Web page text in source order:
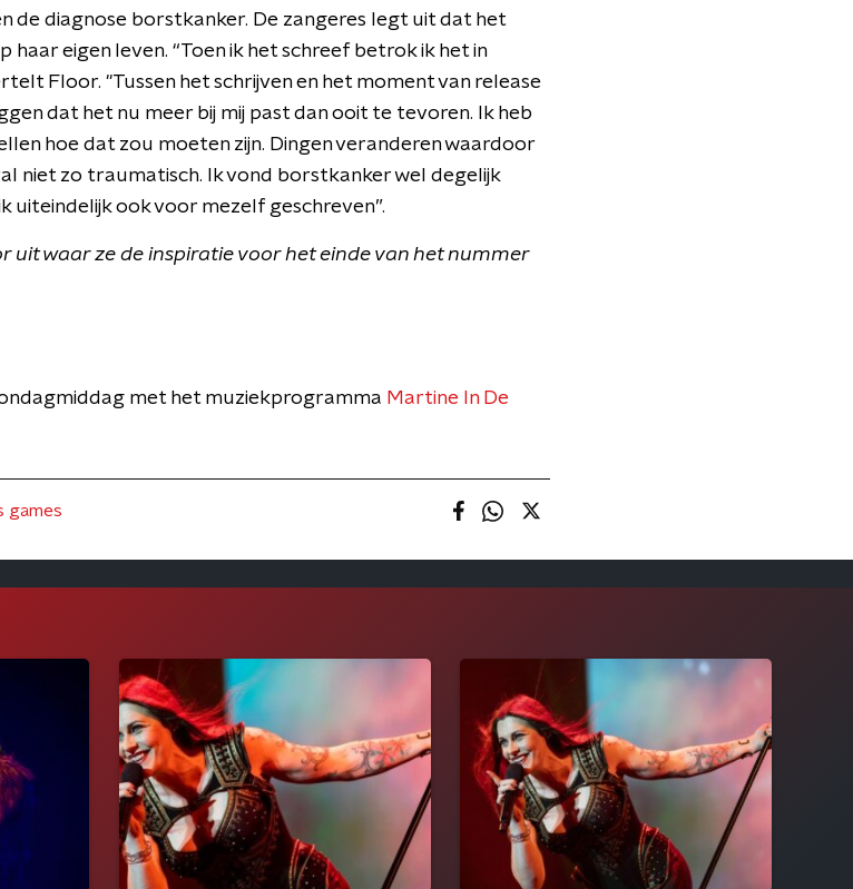
de diagnose borstkanker. De zangeres legt uit dat het
eigen leven. “Toen ik het schreef betrok ik het in
Floor. "Tussen het schrijven en het moment van release
dat het nu meer bij mij past dan ooit te tevoren. Ik heb
hoe dat zou moeten zijn. Dingen veranderen waardoor
niet zo traumatisch. Ik vond borstkanker wel degelijk
uiteindelijk ook voor mezelf geschreven”.
waar ze de inspiratie voor het einde van het nummer
met het muziekprogramma Martine In De
games